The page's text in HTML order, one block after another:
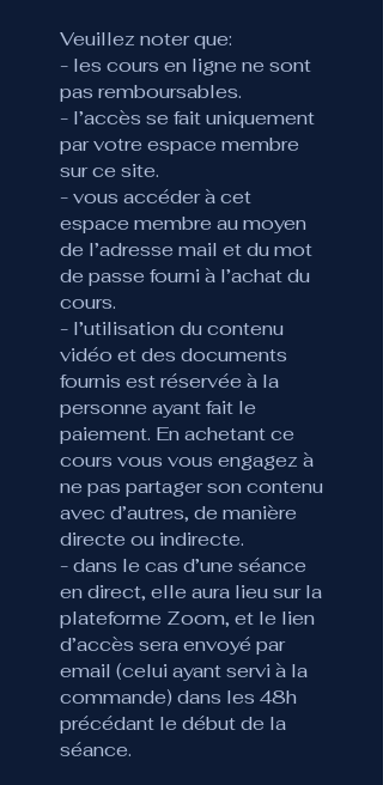
Veuillez noter que:
- les cours en ligne ne sont
pas remboursables.
- l’accès se fait uniquement
par votre espace membre
sur ce site.
- vous accéder à cet
espace membre au moyen
de l’adresse mail et du mot
de passe fourni à l’achat du
cours.
- l’utilisation du contenu
vidéo et des documents
fournis est réservée à la
personne ayant fait le
paiement. En achetant ce
cours vous vous engagez à
ne pas partager son contenu
avec d’autres, de manière
directe ou indirecte.
- dans le cas d’une séance
en direct, elle aura lieu sur la
plateforme Zoom, et le lien
d’accès sera envoyé par
email (celui ayant servi à la
commande) dans les 48h
précédant le début de la
séance.